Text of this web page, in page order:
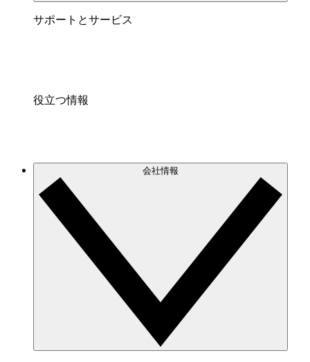
サポートとサービス
役立つ情報
会社情報